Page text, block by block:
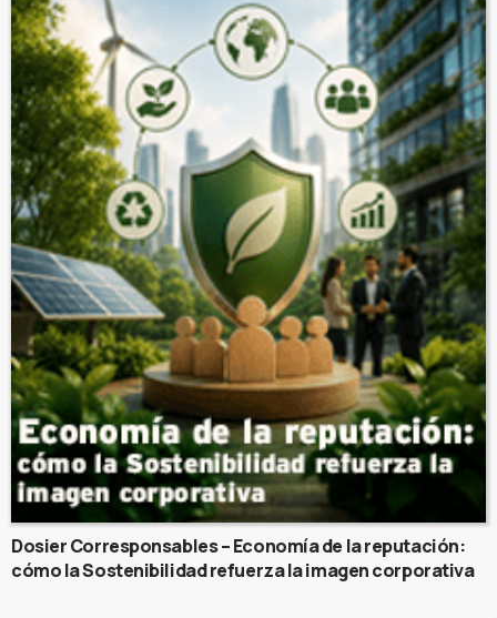
Dosier Corresponsables – Economía de la reputación:
cómo la Sostenibilidad refuerza la imagen corporativa